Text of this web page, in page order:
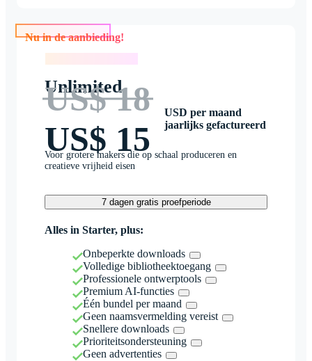
Nu in de aanbieding!
Unlimited
US$ 18
US$ 15
USD per maand
jaarlijks gefactureerd
Voor grotere makers die op schaal produceren en
creatieve vrijheid eisen
7 dagen gratis proefperiode
Alles in Starter, plus:
Onbeperkte downloads
Volledige bibliotheektoegang
Professionele ontwerptools
Premium AI-functies
Één bundel per maand
Geen naamsvermelding vereist
Snellere downloads
Prioriteitsondersteuning
Geen advertenties